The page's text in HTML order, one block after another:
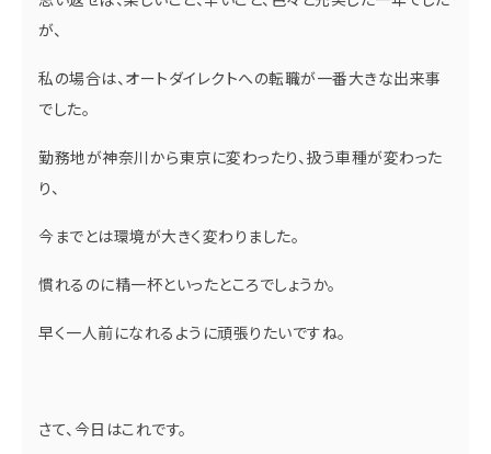
が、
私の場合は、オートダイレクトへの転職が一番大きな出来事
でした。
勤務地が神奈川から東京に変わったり、扱う車種が変わった
り、
今までとは環境が大きく変わりました。
慣れるのに精一杯といったところでしょうか。
早く一人前になれるように頑張りたいですね。
さて、今日はこれです。